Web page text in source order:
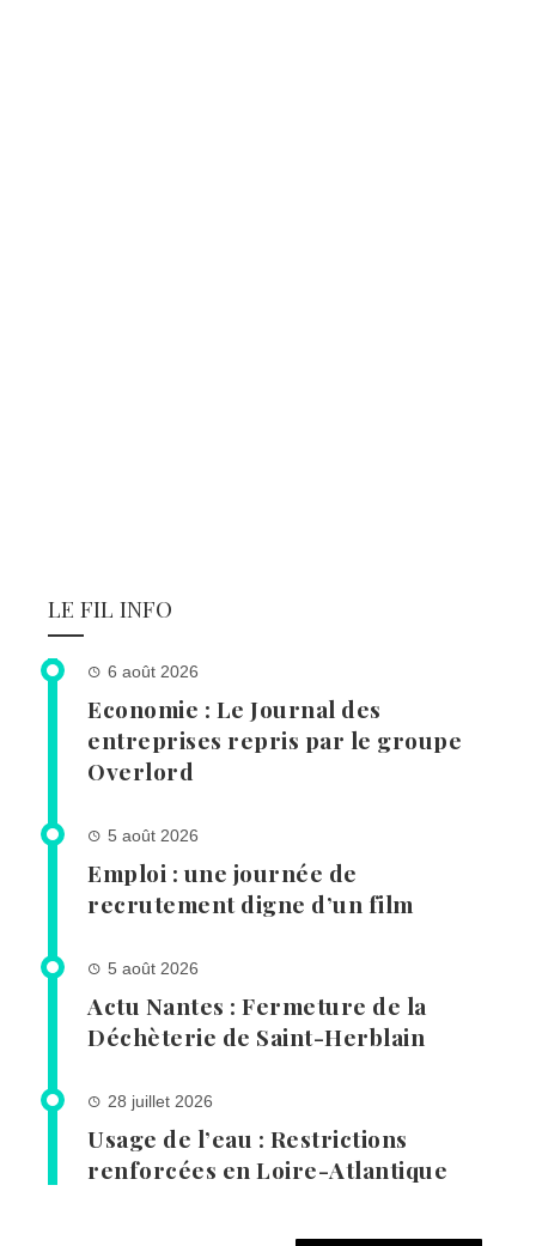
LE FIL INFO
6 août 2026
Economie : Le Journal des
entreprises repris par le groupe
Overlord
5 août 2026
Emploi : une journée de
recrutement digne d’un film
5 août 2026
Actu Nantes : Fermeture de la
Déchèterie de Saint-Herblain
28 juillet 2026
Usage de l’eau : Restrictions
renforcées en Loire-Atlantique